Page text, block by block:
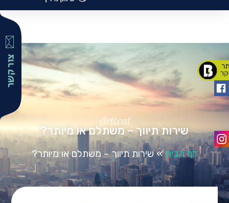
Artical
שירות תיווך – משתלם או מיותר?
דף הבית»שירות תיווך – משתלם או מיותר?